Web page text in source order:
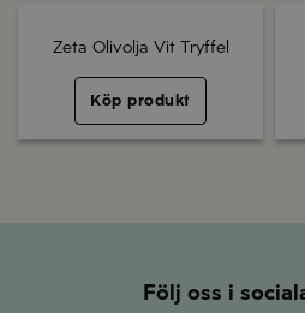
Zeta Olivolja Vit Tryffel
Köp produkt
Följ oss i